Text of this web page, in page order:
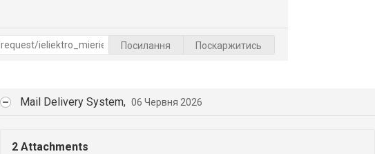
Посилання Поскаржитись
Mail Delivery System, 06 Червня 2026
2 Attachments